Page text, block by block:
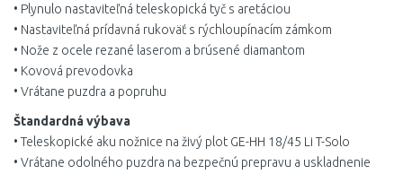
• Plynulo nastaviteľná teleskopická tyč s aretáciou
• Nastaviteľná prídavná rukoväť s rýchloupínacím zámkom
• Nože z ocele rezané laserom a brúsené diamantom
• Kovová prevodovka
• Vrátane puzdra a popruhu
Štandardná výbava
• Teleskopické aku nožnice na živý plot GE-HH 18/45 Li T-Solo
• Vrátane odolného puzdra na bezpečnú prepravu a uskladnenie